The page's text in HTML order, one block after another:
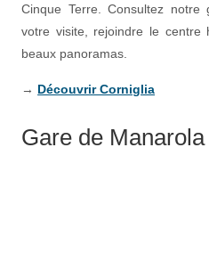
Cinque Terre. Consultez
votre visite, rejoindre le centre
beaux panoramas.
→ Découvrir Corniglia
Gare de Manarola